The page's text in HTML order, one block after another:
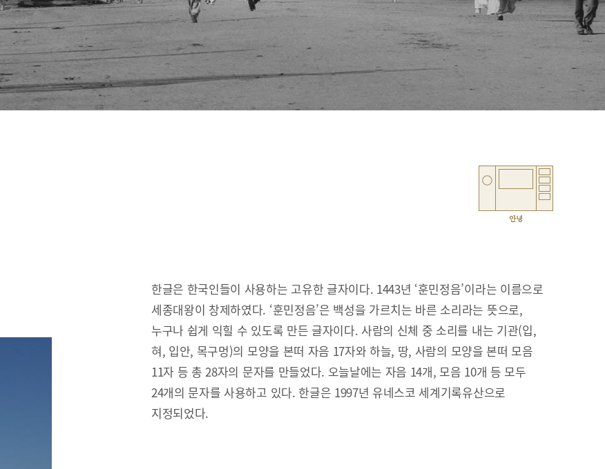
안녕
한글은 한국인들이 사용하는 고유한 글자이다. 1443년 ‘훈민정음’이라는 이름으로
세종대왕이 창제하였다. ‘훈민정음’은 백성을 가르치는 바른 소리라는 뜻으로,
누구나 쉽게 익힐 수 있도록 만든 글자이다. 사람의 신체 중 소리를 내는 기관(입,
혀, 입안, 목구멍)의 모양을 본떠 자음 17자와 하늘, 땅, 사람의 모양을 본떠 모음
11자 등 총 28자의 문자를 만들었다. 오늘날에는 자음 14개, 모음 10개 등 모두
24개의 문자를 사용하고 있다. 한글은 1997년 유네스코 세계기록유산으로
지정되었다.